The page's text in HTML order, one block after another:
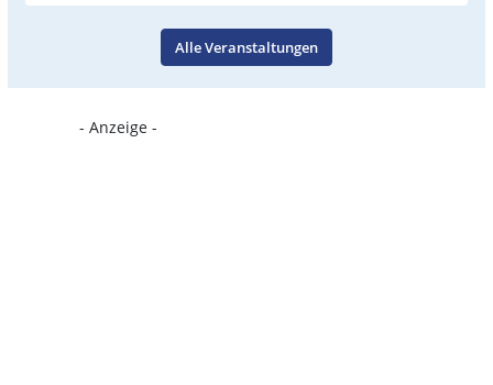
Alle Veranstaltungen
- Anzeige -